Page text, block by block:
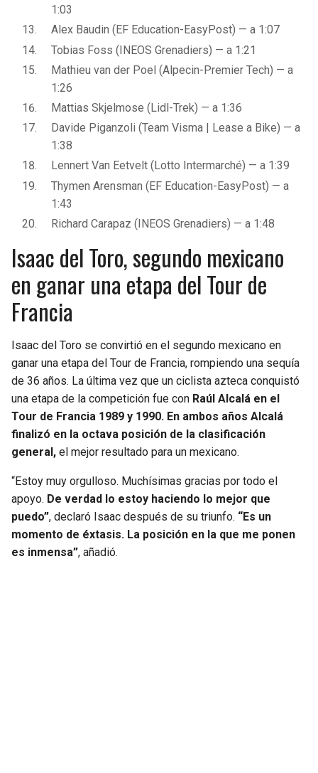
1:03
Alex Baudin (EF Education-EasyPost) — a 1:07
Tobias Foss (INEOS Grenadiers) — a 1:21
Mathieu van der Poel (Alpecin-Premier Tech) — a
1:26
Mattias Skjelmose (Lidl-Trek) — a 1:36
Davide Piganzoli (Team Visma | Lease a Bike) — a
1:38
Lennert Van Eetvelt (Lotto Intermarché) — a 1:39
Thymen Arensman (EF Education-EasyPost) — a
1:43
Richard Carapaz (INEOS Grenadiers) — a 1:48
Isaac del Toro, segundo mexicano
en ganar una etapa del Tour de
Francia
Isaac del Toro se convirtió en el segundo mexicano en
ganar una etapa del Tour de Francia, rompiendo una sequía
de 36 años. La última vez que un ciclista azteca conquistó
una etapa de la competición fue con Raúl Alcalá en el
Tour de Francia 1989 y 1990. En ambos años Alcalá
finalizó en la octava posición de la clasificación
general, el mejor resultado para un mexicano.
“Estoy muy orgulloso. Muchísimas gracias por todo el
apoyo. De verdad lo estoy haciendo lo mejor que
puedo”, declaró Isaac después de su triunfo. “Es un
momento de éxtasis. La posición en la que me ponen
es inmensa”, añadió.